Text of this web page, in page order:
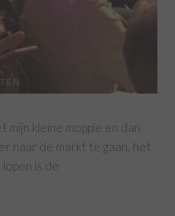
mijn kleine moppie en dan
naar de markt te gaan, het
lopen is de